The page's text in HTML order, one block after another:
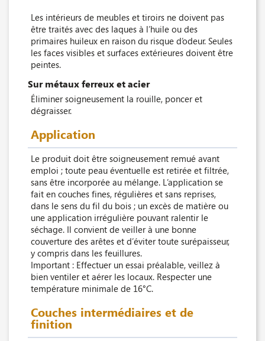
Les intérieurs de meubles et tiroirs ne doivent pas
être traités avec des laques à l’huile ou des
primaires huileux en raison du risque d’odeur. Seules
les faces visibles et surfaces extérieures doivent être
peintes.
Sur métaux ferreux et acier
Éliminer soigneusement la rouille, poncer et
dégraisser.
Application
Le produit doit être soigneusement remué avant
emploi ; toute peau éventuelle est retirée et filtrée,
sans être incorporée au mélange. L’application se
fait en couches fines, régulières et sans reprises,
dans le sens du fil du bois ; un excès de matière ou
une application irrégulière pouvant ralentir le
séchage. Il convient de veiller à une bonne
couverture des arêtes et d’éviter toute surépaisseur,
y compris dans les feuillures.
Important : Effectuer un essai préalable, veillez à
bien ventiler et aérer les locaux. Respecter une
température minimale de 16°C.
Couches intermédiaires et de
finition